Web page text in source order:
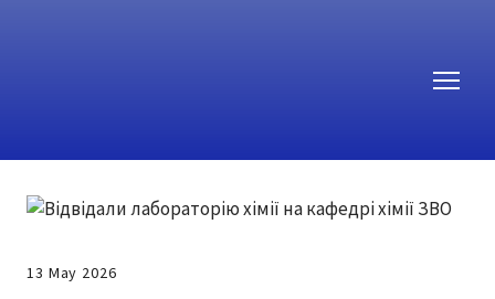
13 May 2026